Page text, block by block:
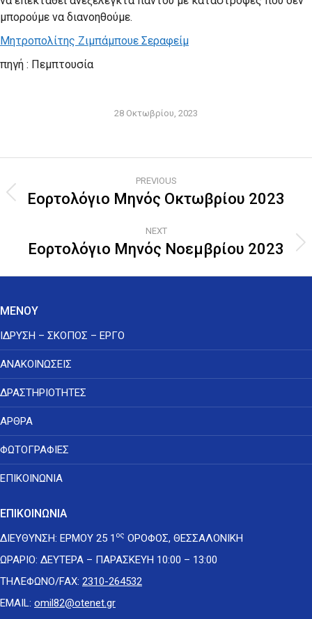
μπορούμε να διανοηθούμε.
Μητροπολίτης Ζιμπάμπουε Σεραφείμ
πηγή : Πεμπτουσία
28 Οκτωβρίου, 2023
navigation
PREVIOUS
Previous
Εορτολόγιο Μηνός Οκτωβρίου 2023
NEXT
Next
Εορτολόγιο Μηνός Νοεμβρίου 2023
ΜΕΝΟΥ
ΙΔΡΥΣΗ – ΣΚΟΠΟΣ – ΕΡΓΟ
ΑΝΑΚΟΙΝΩΣΕΙΣ
ΔΡΑΣΤΗΡΙΟΤΗΤΕΣ
ΑΡΘΡΑ
ΦΩΤΟΓΡΑΦΙΕΣ
ΕΠΙΚΟΙΝΩΝΙΑ
ΕΠΙΚΟΙΝΩΝΙΑ
ΔΙΕΥΘΥΝΣΗ: ΕΡΜΟΥ 25 1 ος ΟΡΟΦΟΣ, ΘΕΣΣΑΛΟΝΙΚΗ
ΩΡΑΡΙΟ: ΔΕΥΤΕΡΑ – ΠΑΡΑΣΚΕΥΗ 10:00 – 13:00
ΤΗΛΕΦΩΝΟ/FAX: 2310-264532
EMAIL: omil82@otenet.gr